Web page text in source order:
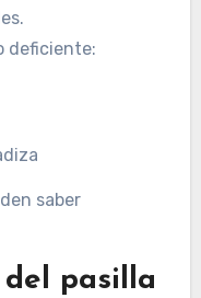
deficiente:
saber
pasilla